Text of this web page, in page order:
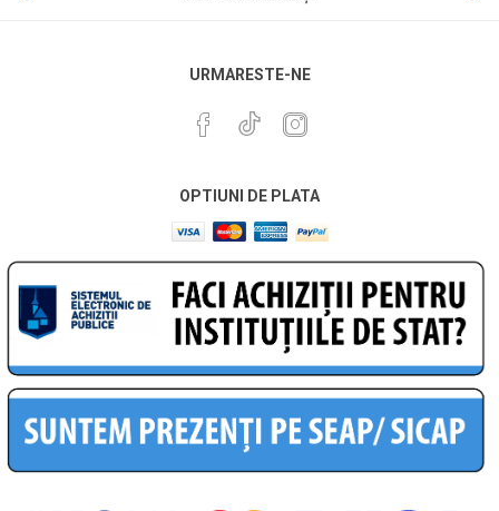
URMARESTE-NE
OPTIUNI DE PLATA